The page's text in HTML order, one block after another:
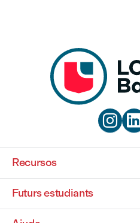
 
Recursos
Futurs estudiants